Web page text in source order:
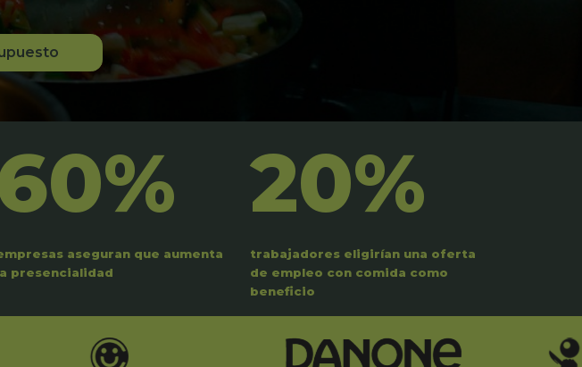
aseguran que aumenta
presencialidad
20%
trabajadores eligirían una oferta
de empleo con comida como
beneficio